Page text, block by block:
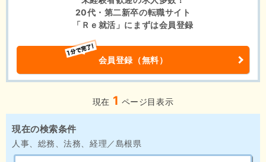
20代・第二新卒の転職サイト
「Ｒｅ就活」にまずは会員登録
会員登録（無料）
現在 1 ページ目表示
現在の検索条件
人事、総務、法務、経理／島根県